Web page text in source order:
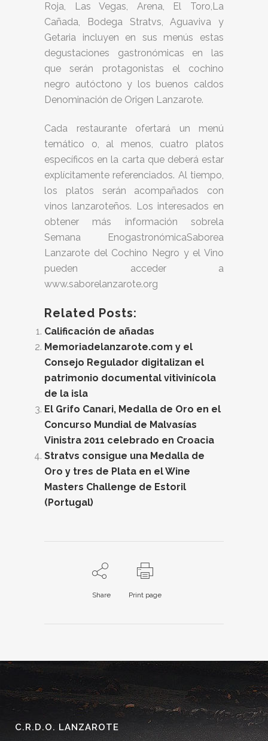
Roja, Las Vegas, Arena, El Toro,La
Cañada, Bodega Stratvs, Aguaviva y
Getaria incluyen en sus menús estas
degustaciones gastronómicas en las
que serán protagonistas el cochino
negro autóctono y los buenos caldos
Denominación de Origen Lanzarote.
Cada restaurante ofertará un menú
temático o, al menos, cuatro platos
específicos en la carta que deberá estar
explícitamente referenciados. Al tiempo,
los platos serán acompañados con
vinos lanzaroteños. Los interesados en
obtener más información sobrela
Semana EnogastronómicaSaborea
Lanzarote del Cochino Negro y el Vino
pueden acceder a
www.saborelanzarote.org
Related Posts:
Calificación de añadas
Memoriadelanzarote.com y el
Consejo Regulador digitalizan el
patrimonio documental vitivinícola
de la isla
El Grifo Canari, Medalla de Oro en el
Concurso Mundial de Malvasías
Vinistra 2011 celebrado en Croacia
Stratvs consigue una Medalla de
Oro y tres de Plata en el Wine
Masters Challenge de Estoril
(Portugal)
Share Print page
C.R.D.O. LANZAROTE